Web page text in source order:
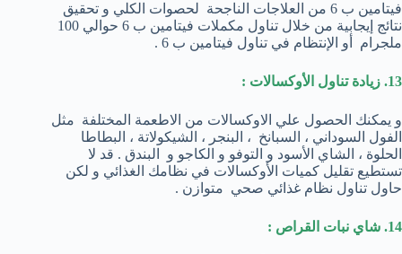
فيتامين ب 6 من العلاجات الناجحة لحصوات الكلي و تحقيق
نتائج إيجابية من خلال تناول مكملات فيتامين ب 6 حوالي 100
ملجرام أو الإنتظام في تناول فيتامين ب 6 .
13. زيادة تناول الأوكسالات :
و يمكنك الحصول علي الاوكسالات من الاطعمة المختلفة مثل
الفول السوداني ، السبانخ ، البنجر ، الشيكولاتة ، البطاطا
الحلوة ، الشاي الأسود و التوفو و الكاجو و البندق . قد لا
تستطيع تقليل كميات الأوكسالات في نظامك الغذائي و لكن
حاول تناول نظام غذائي صحي متوازن .
14. شاي نبات القراص :